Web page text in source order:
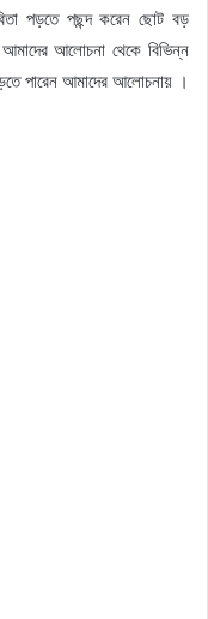
পড়তে পছন্দ করেন ছোট বড়
আলোচনা থেকে বিভিন্ন
পারেন আমাদের আলোচনায় ।